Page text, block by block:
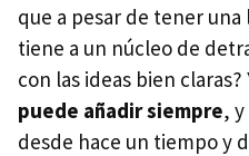
que a pesar de tener
tiene a un núcleo de
con las ideas bien claras?
puede añadir siempre,
desde hace un tiempo y